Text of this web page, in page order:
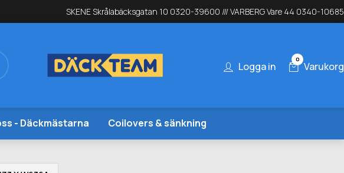
SKENE Skrålabäcksgatan 10 0320-39600 /// VARBERG Vare 44 0340-10685
Logga in
0
Varukorg
- Däckmästarna Coilovers & sänkning